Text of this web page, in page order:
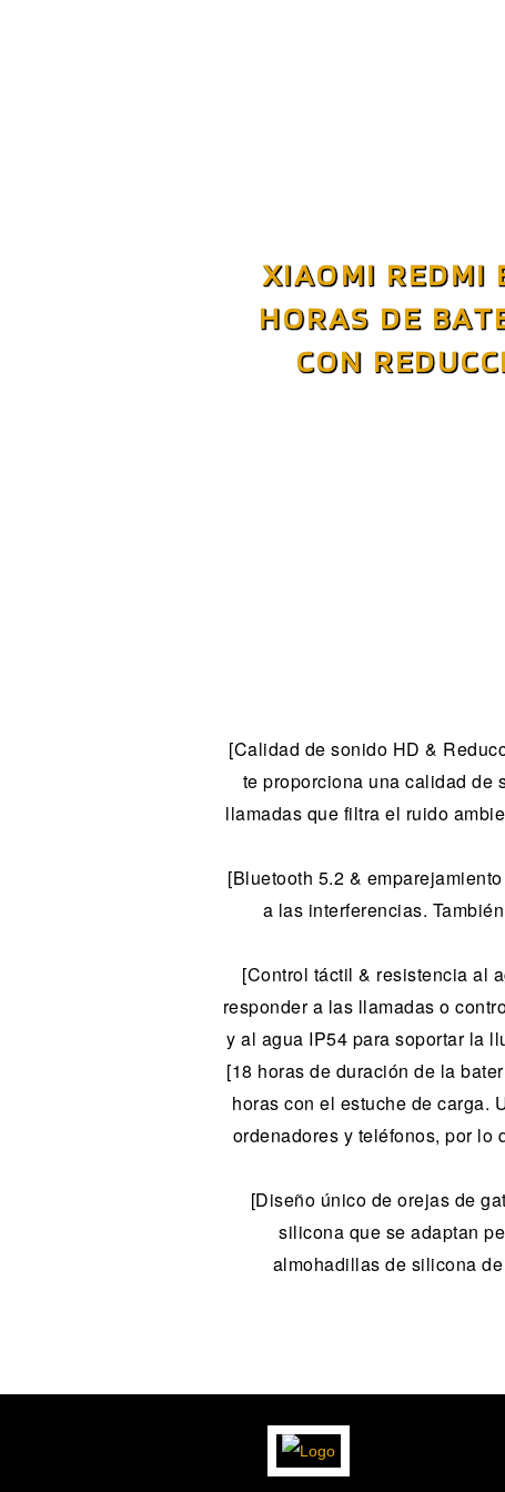
XIAOMI REDMI
HORAS DE
CON
[Calidad de sonido HD &
te proporciona una calidad de
llamadas que filtra el ruido
[Bluetooth 5.2 &
a las interferencias.
[Control táctil & resistencia al
responder a las llamadas o
y al agua IP54 para soportar la
[18 horas de duración de la
horas con el estuche de carga.
ordenadores y teléfonos, por lo
[Diseño único de orejas de
silicona que se adaptan
almohadillas de silicona